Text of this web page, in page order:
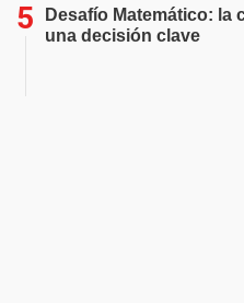
Desafío Matemático: la
una decisión clave